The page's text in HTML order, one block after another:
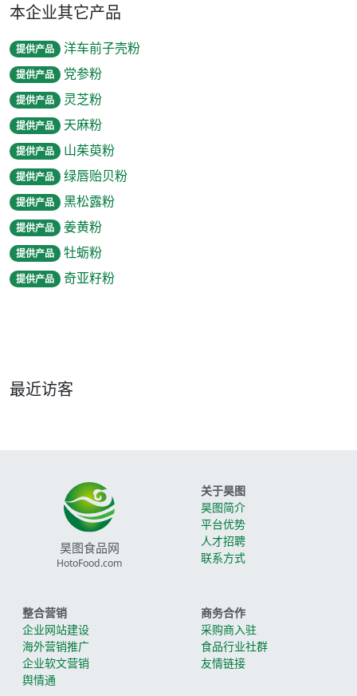
本企业其它产品
提供产品 洋车前子壳粉
提供产品 党参粉
提供产品 灵芝粉
提供产品 天麻粉
提供产品 山茱萸粉
提供产品 绿唇贻贝粉
提供产品 黑松露粉
提供产品 姜黄粉
提供产品 牡蛎粉
提供产品 奇亚籽粉
最近访客
昊图食品网
HotoFood.com
关于昊图
昊图简介
平台优势
人才招聘
联系方式
整合营销
企业网站建设
海外营销推广
企业软文营销
舆情通
商务合作
采购商入驻
食品行业社群
友情链接